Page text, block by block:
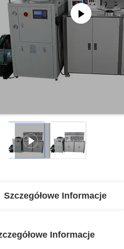
Szczegółowe Informacje
Informacje